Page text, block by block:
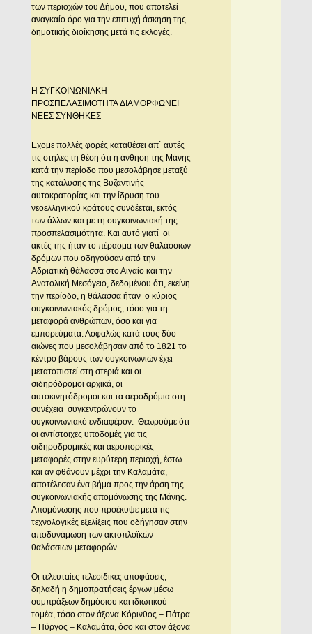
των περιοχών του Δήμου, που αποτελεί
αναγκαίο όρο για την επιτυχή άσκηση της
δημοτικής διοίκησης μετά τις εκλογές.
H ΣYΓKOINΩNIAKH
ΠPOΣΠEΛAΣIMOTHTA ΔIAMOPΦΩNEI
NEEΣ ΣYNΘHKEΣ
Eχομε πολλές φορές καταθέσει απ` αυτές
τις στήλες τη θέση ότι η άνθηση της Μάνης
κατά την περίοδο που μεσολάβησε μεταξύ
της κατάλυσης της Βυζαντινής
αυτοκρατορίας και την ίδρυση του
νεοελληνικού κράτους συνδέεται, εκτός
των άλλων και με τη συγκοινωνιακή της
προσπελασιμότητα. Και αυτό γιατί οι
ακτές της ήταν το πέρασμα των θαλάσσιων
δρόμων που οδηγούσαν από την
Αδριατική θάλασσα στο Αιγαίο και την
Ανατολική Μεσόγειο, δεδομένου ότι, εκείνη
την περίοδο, η θάλασσα ήταν ο κύριος
συγκοινωνιακός δρόμος, τόσο για τη
μεταφορά ανθρώπων, όσο και για
εμπορεύματα. Ασφαλώς κατά τους δύο
αιώνες που μεσολάβησαν από το 1821 το
κέντρο βάρους των συγκοινωνιών έχει
μετατοπιστεί στη στεριά και οι
σιδηρόδρομοι αρχικά, οι
αυτοκινητόδρομοι και τα αεροδρόμια στη
συνέχεια συγκεντρώνουν το
συγκοινωνιακό ενδιαφέρον. Θεωρούμε ότι
οι αντίστοιχες υποδομές για τις
σιδηροδρομικές και αεροπορικές
μεταφορές στην ευρύτερη περιοχή, έστω
και αν φθάνουν μέχρι την Καλαμάτα,
αποτέλεσαν ένα βήμα προς την άρση της
συγκοινωνιακής απομόνωσης της Μάνης.
Απομόνωσης που προέκυψε μετά τις
τεχνολογικές εξελίξεις που οδήγησαν στην
αποδυνάμωση των ακτοπλοϊκών
θαλάσσιων μεταφορών.
Οι τελευταίες τελεσίδικες αποφάσεις,
δηλαδή η δημοπρατήσεις έργων μέσω
συμπράξεων δημόσιου και ιδιωτικού
τομέα, τόσο στον άξονα Κόρινθος – Πάτρα
– Πύργος – Καλαμάτα, όσο και στον άξονα